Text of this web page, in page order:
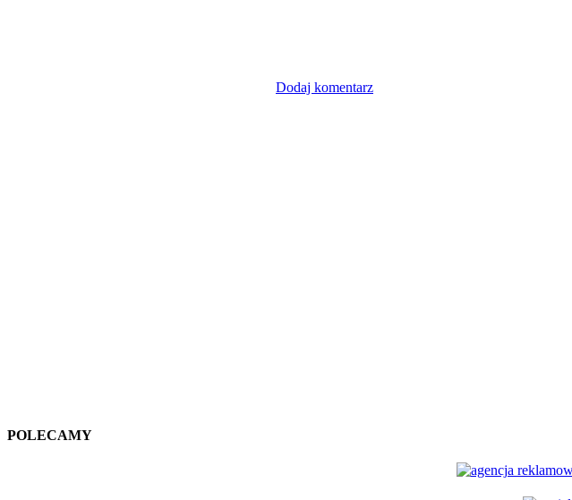
Dodaj komentarz
POLECAMY